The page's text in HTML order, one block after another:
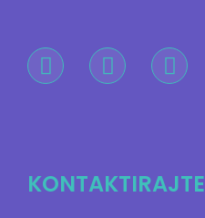
KONTAKTIRAJTE